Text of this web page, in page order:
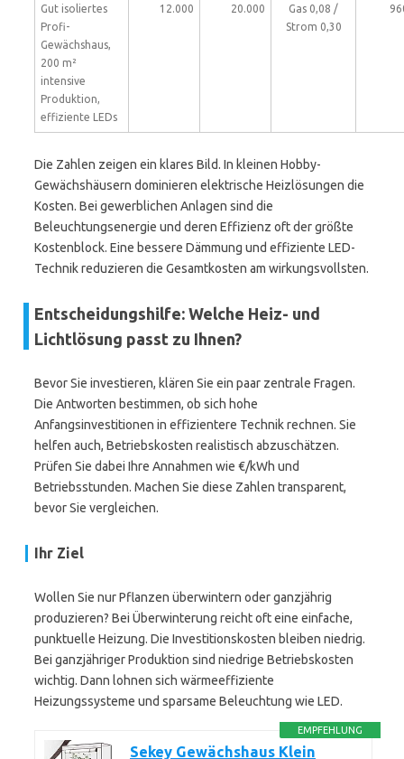
Gut isoliertes
Profi-
Gewächshaus,
200 m²
intensive
Produktion,
effiziente LEDs
12.000 20.000
Gas 0,08 /
Strom 0,30
Die Zahlen zeigen ein klares Bild. In kleinen Hobby-
Gewächshäusern dominieren elektrische Heizlösungen die
Kosten. Bei gewerblichen Anlagen sind die
Beleuchtungsenergie und deren Effizienz oft der größte
Kostenblock. Eine bessere Dämmung und effiziente LED-
Technik reduzieren die Gesamtkosten am wirkungsvollsten.
Entscheidungshilfe: Welche Heiz- und
Lichtlösung passt zu Ihnen?
Bevor Sie investieren, klären Sie ein paar zentrale Fragen.
Die Antworten bestimmen, ob sich hohe
Anfangsinvestitionen in effizientere Technik rechnen. Sie
helfen auch, Betriebskosten realistisch abzuschätzen.
Prüfen Sie dabei Ihre Annahmen wie €/kWh und
Betriebsstunden. Machen Sie diese Zahlen transparent,
bevor Sie vergleichen.
Ihr Ziel
Wollen Sie nur Pflanzen überwintern oder ganzjährig
produzieren? Bei Überwinterung reicht oft eine einfache,
punktuelle Heizung. Die Investitionskosten bleiben niedrig.
Bei ganzjähriger Produktion sind niedrige Betriebskosten
wichtig. Dann lohnen sich wärmeeffiziente
Heizungssysteme und sparsame Beleuchtung wie LED.
EMPFEHLUNG
Sekey Gewächshaus Klein